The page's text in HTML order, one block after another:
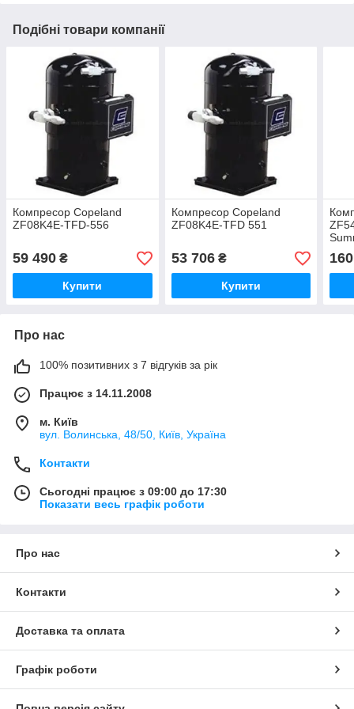
Подібні товари компанії
Компресор Copeland
ZF08K4E-TFD-556
59 490 ₴
Купити
Компресор Copeland
ZF08K4E-TFD 551
53 706₴
Купити
Про нас
100% позитивних з 7 відгуків за рік
Працює з 14.11.2008
м. Київ
вул. Bолинська, 48/50, Київ, Україна
Контакти
Сьогодні працює з 09:00 до 17:30
Показати весь графік роботи
Про нас
Контакти
Доставка та оплата
Графік роботи